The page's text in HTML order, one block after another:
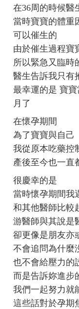
在36周的時候醫
當時寶寶的體重
可以催生的
由於催生過程寶
所以緊急又臨時
醫生告訴我只有
最幸運的是 寶
月了
在懷孕期間
為了寶寶與自己
我從原本吃藥控
產後至今也一直
很慶幸的是
當時懷孕期間我
和其他醫師比較
游醫師與其說是
卻更像是朋友亦
不會追問為什麼
也不會給壓力的
而是告訴妳進步
我們一起努力就
這些話對於孕期